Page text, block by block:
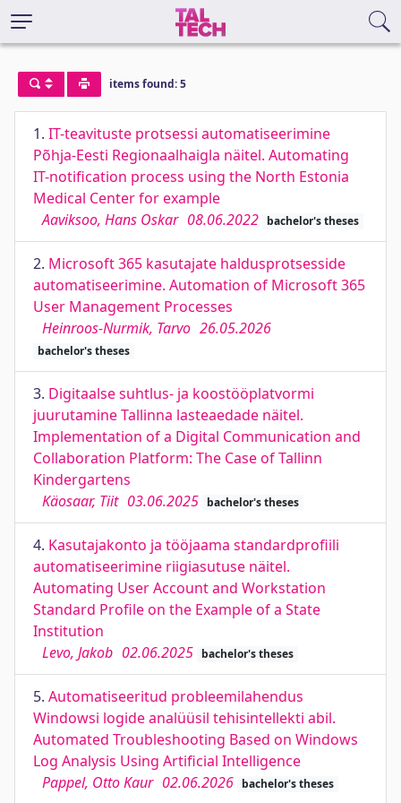
items found: 5
1. IT-teavituste protsessi automatiseerimine
Põhja-Eesti Regionaalhaigla näitel. Automating
IT-notification process using the North Estonia
Medical Center for example
Aaviksoo, Hans Oskar 08.06.2022 bachelor's theses
2. Microsoft 365 kasutajate haldusprotsesside
automatiseerimine. Automation of Microsoft 365
User Management Processes
Heinroos-Nurmik, Tarvo 26.05.2026
bachelor's theses
3. Digitaalse suhtlus- ja koostööplatvormi
juurutamine Tallinna lasteaedade näitel.
Implementation of a Digital Communication and
Collaboration Platform: The Case of Tallinn
Kindergartens
Käosaar, Tiit 03.06.2025 bachelor's theses
4. Kasutajakonto ja tööjaama standardprofiili
automatiseerimine riigiasutuse näitel.
Automating User Account and Workstation
Standard Profile on the Example of a State
Institution
Levo, Jakob 02.06.2025 bachelor's theses
5. Automatiseeritud probleemilahendus
Windowsi logide analüüsil tehisintellekti abil.
Automated Troubleshooting Based on Windows
Log Analysis Using Artificial Intelligence
Pappel, Otto Kaur 02.06.2026 bachelor's theses